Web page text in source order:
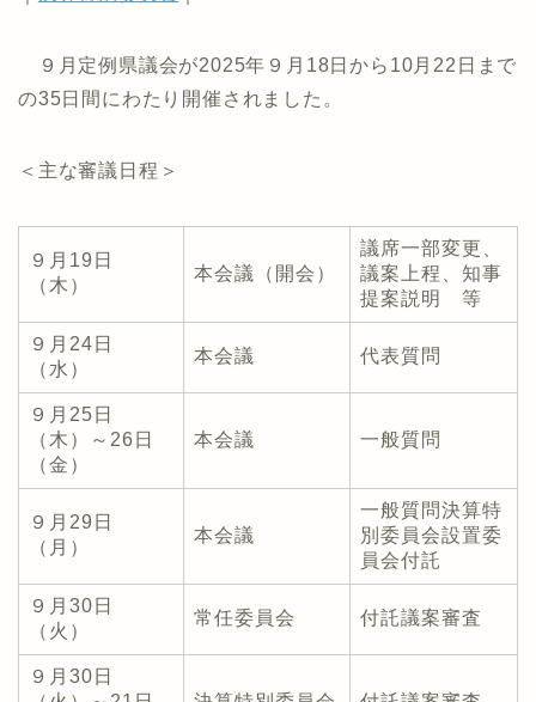
９月定例県議会が2025年９月18日から10月22日まで
の35日間にわたり開催されました。
＜主な審議日程＞
９月19日
（木）
本会議（開会）
議席一部変更、
議案上程、知事
提案説明 等
９月24日
（水）
本会議 代表質問
９月25日
（木）～26日
（金）
本会議 一般質問
９月29日
（月）
本会議
一般質問決算特
別委員会設置委
員会付託
９月30日
（火）
常任委員会 付託議案審査
９月30日